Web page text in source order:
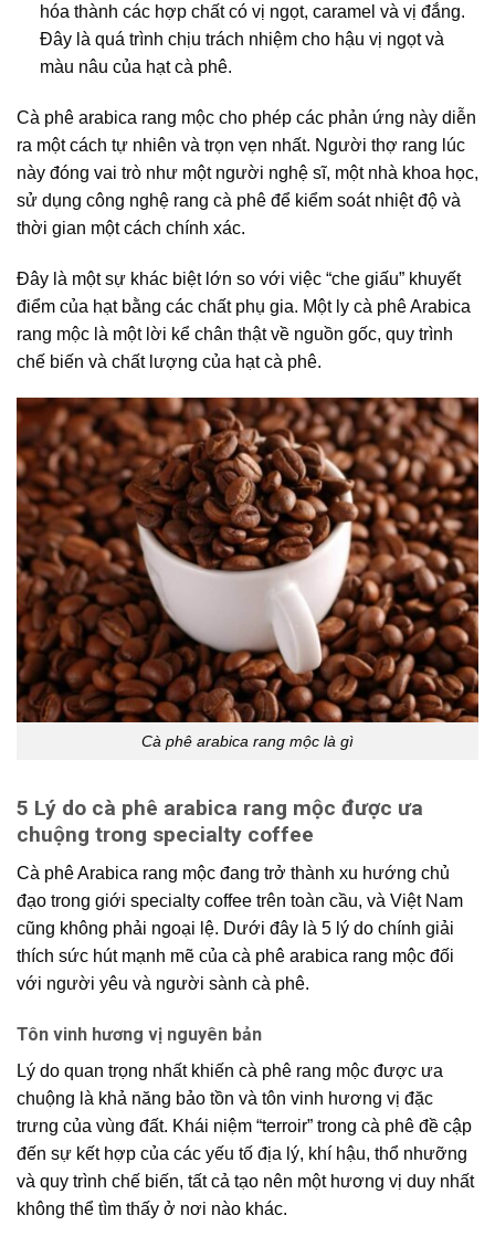
hóa thành các hợp chất có vị ngọt, caramel và vị đắng.
Đây là quá trình chịu trách nhiệm cho hậu vị ngọt và
màu nâu của hạt cà phê.
Cà phê arabica rang mộc cho phép các phản ứng này diễn
ra một cách tự nhiên và trọn vẹn nhất. Người thợ rang lúc
này đóng vai trò như một người nghệ sĩ, một nhà khoa học,
sử dụng công nghệ rang cà phê để kiểm soát nhiệt độ và
thời gian một cách chính xác.
Đây là một sự khác biệt lớn so với việc “che giấu” khuyết
điểm của hạt bằng các chất phụ gia. Một ly cà phê Arabica
rang mộc là một lời kể chân thật về nguồn gốc, quy trình
chế biến và chất lượng của hạt cà phê.
Cà phê arabica rang mộc là gì
5 Lý do cà phê arabica rang mộc được ưa
chuộng trong specialty coffee
Cà phê Arabica rang mộc đang trở thành xu hướng chủ
đạo trong giới specialty coffee trên toàn cầu, và Việt Nam
cũng không phải ngoại lệ. Dưới đây là 5 lý do chính giải
thích sức hút mạnh mẽ của cà phê arabica rang mộc đối
với người yêu và người sành cà phê.
Tôn vinh hương vị nguyên bản
Lý do quan trọng nhất khiến cà phê rang mộc được ưa
chuộng là khả năng bảo tồn và tôn vinh hương vị đặc
trưng của vùng đất. Khái niệm “terroir” trong cà phê đề cập
đến sự kết hợp của các yếu tố địa lý, khí hậu, thổ nhưỡng
và quy trình chế biến, tất cả tạo nên một hương vị duy nhất
không thể tìm thấy ở nơi nào khác.